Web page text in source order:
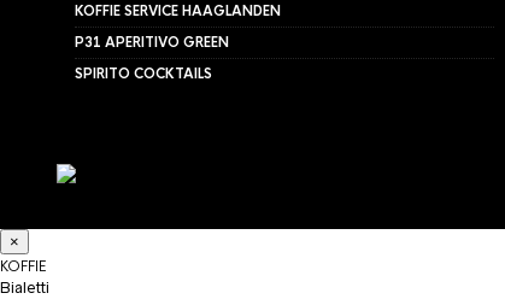
KOFFIE SERVICE HAAGLANDEN
P31 APERITIVO GREEN
SPIRITO COCKTAILS
×
KOFFIE
Bialetti